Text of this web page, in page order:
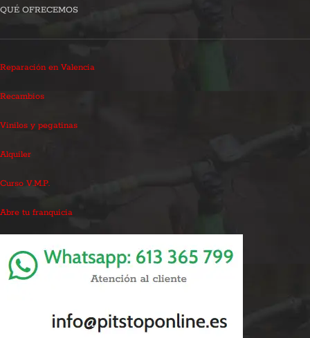
QUÉ OFRECEMOS
Reparación en Valencia
Recambios
Vinilos y pegatinas
Alquiler
Curso V.M.P.
Abre tu franquicia